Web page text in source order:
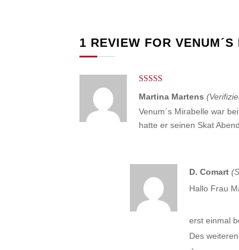
1 REVIEW FOR
5von 5
Martina Martens
Venum´s Mirabelle war
hatte er seinen Skat
D. Comart
Hallo Frau
erst einmal
Des